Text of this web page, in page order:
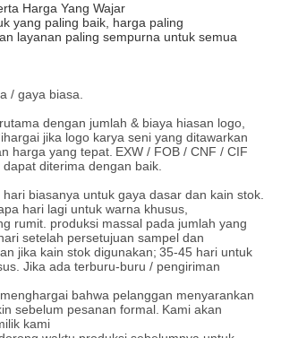
Harga Yang Wajar
yang paling baik, harga paling
layanan paling sempurna untuk semua
/ gaya biasa.
dengan jumlah & biaya hiasan logo,
jika logo karya seni yang ditawarkan
harga yang tepat. EXW / FOB / CNF / CIF
diterima dengan baik.
biasanya untuk gaya dasar dan kain stok.
hari lagi untuk warna khusus,
rumit. produksi massal pada jumlah yang
setelah persetujuan sampel dan
jika kain stok digunakan; 35-45 hari untuk
Jika ada terburu-buru / pengiriman
bahwa pelanggan menyarankan
sebelum pesanan formal. Kami akan
kami